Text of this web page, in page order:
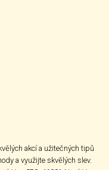
akcí a užitečných tipů
a využijte skvělých slev.